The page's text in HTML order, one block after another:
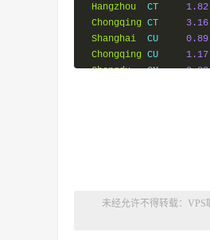
Hangzhou
  CT
1.82
Chongqing CT 3.16
Shanghai
  CU
0.89
Chongqing CU 1.17
Chengdu
   CM
0.83
未经允许不得转载： VPS